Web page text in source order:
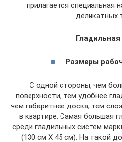
прилагается специальная
деликатных
Размеры
С одной стороны, чем
поверхности, тем удобнее
чем габаритнее доска, тем
в квартире. Самая большая
среди гладильных систем
(130 см Х 45 см). На такой